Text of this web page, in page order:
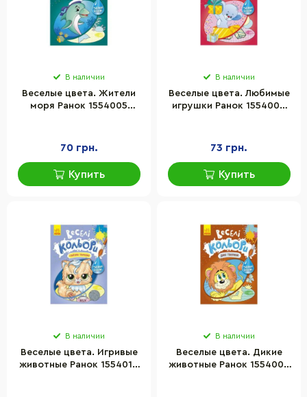
В наличии
Веселые цвета. Жители
моря Ранок 1554005
70 грн.
Купить
В наличии
Веселые цвета. Любимые
игрушки Ранок 1554002
73 грн.
Купить
В наличии
Веселые цвета. Игривые
животные Ранок 1554012
В наличии
Веселые цвета. Дикие
животные Ранок 1554008